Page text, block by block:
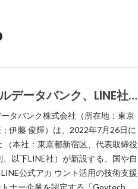
データバンク、LINE社の
Partner制度」におい
関のLINE公式アカウント
するパートナー企業に認
タバンク株式会社（所在地：東京
伊藤 俊輝）は、2022年7月26日に
（本社：東京都新宿区、代表取締役
、以下LINE社）が新設する、国や自
公式アカ ウント活用の技術支援
ナー企業を認定する「Govtech